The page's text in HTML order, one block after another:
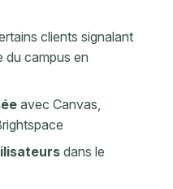
clients signalant
du campus en
avec Canvas,
dans le